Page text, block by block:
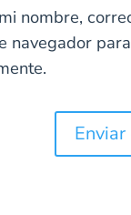
nombre,
navegador